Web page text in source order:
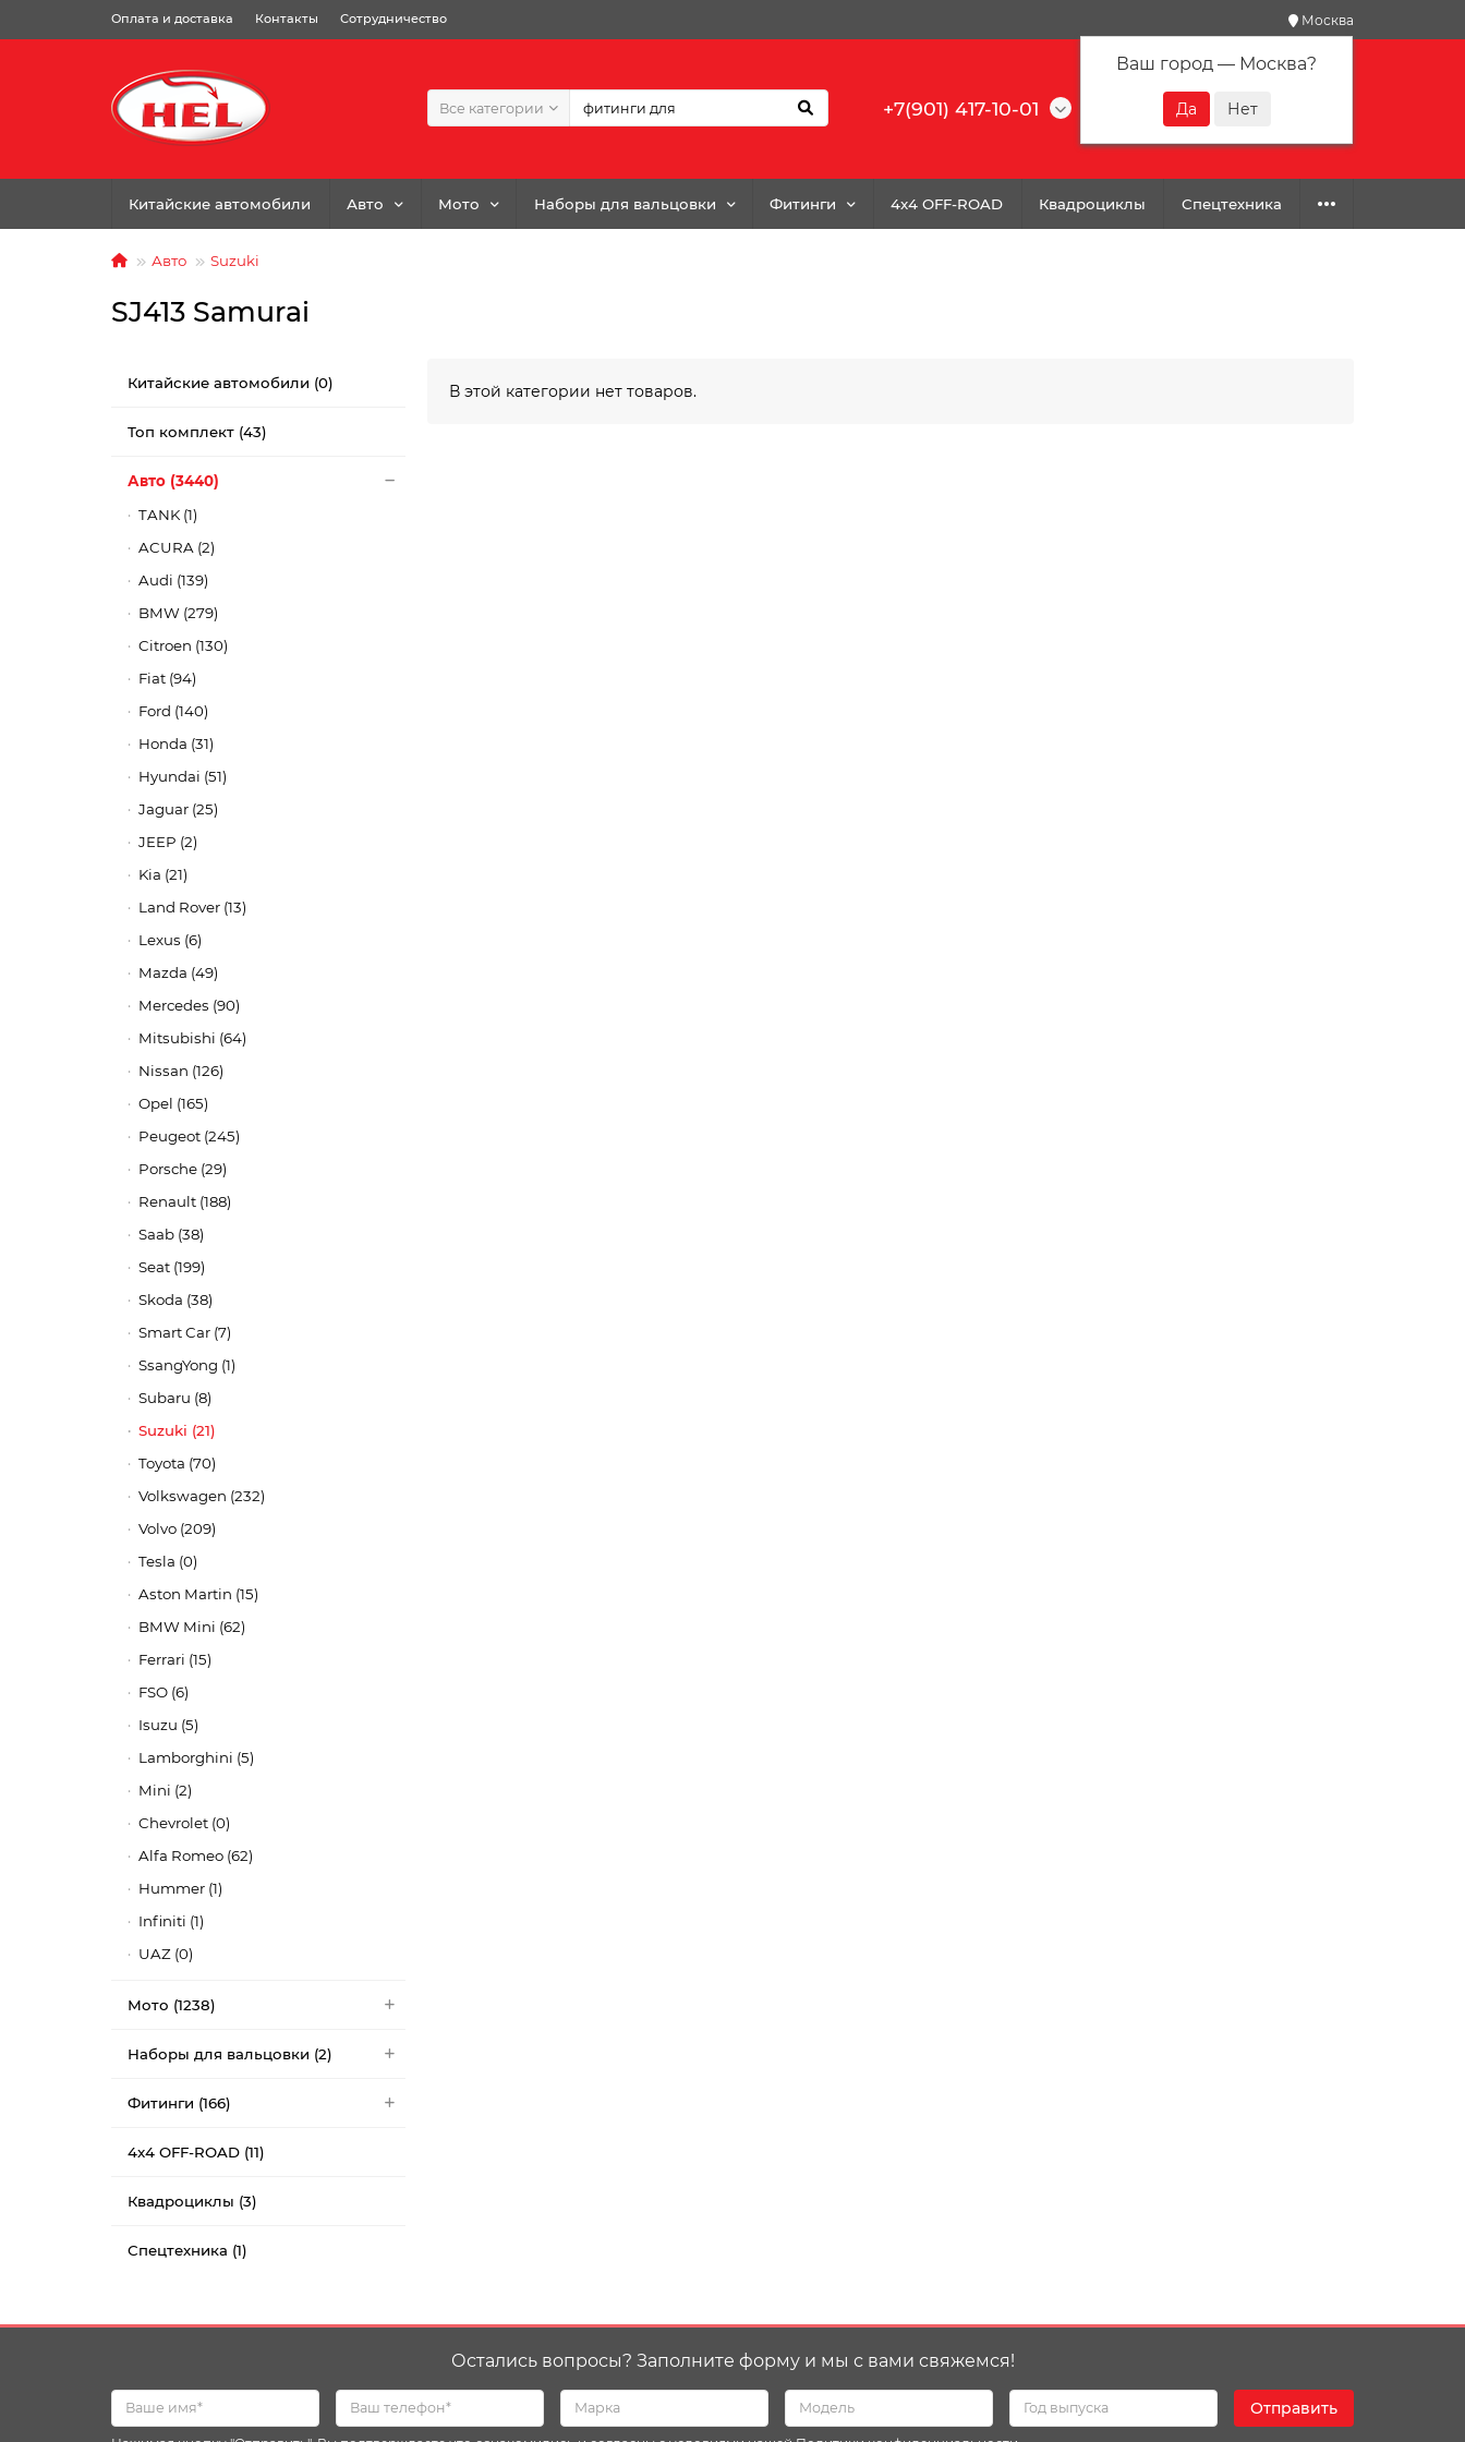
Оплата и доставка Контакты Сотрудничество Москва
Ваш город — Москва?
Все категории +7(901) 417-10-01
Китайские автомобили Авто Мото Наборы для вальцовки Фитинги 4x4 OFF-ROAD Квадроциклы Спецтехника
Авто Suzuki
SJ413 Samurai
Китайские автомобили (0)
Топ комплект (43)
Авто (3440)
TANK (1)
ACURA (2)
Audi (139)
BMW (279)
Citroen (130)
Fiat (94)
Ford (140)
Honda (31)
Hyundai (51)
Jaguar (25)
JEEP (2)
Kia (21)
Land Rover (13)
Lexus (6)
Mazda (49)
Mercedes (90)
Mitsubishi (64)
Nissan (126)
Opel (165)
Peugeot (245)
Porsche (29)
Renault (188)
Saab (38)
Seat (199)
Skoda (38)
Smart Car (7)
SsangYong (1)
Subaru (8)
Suzuki (21)
Toyota (70)
Volkswagen (232)
Volvo (209)
Tesla (0)
Aston Martin (15)
BMW Mini (62)
Ferrari (15)
FSO (6)
Isuzu (5)
Lamborghini (5)
Mini (2)
Chevrolet (0)
Alfa Romeo (62)
Hummer (1)
Infiniti (1)
UAZ (0)
Мото (1238)
Наборы для вальцовки (2)
Фитинги (166)
4x4 OFF-ROAD (11)
Квадроциклы (3)
Спецтехника (1)
В этой категории нет товаров.
Остались вопросы? Заполните форму и мы с вами свяжемся!
Отправить